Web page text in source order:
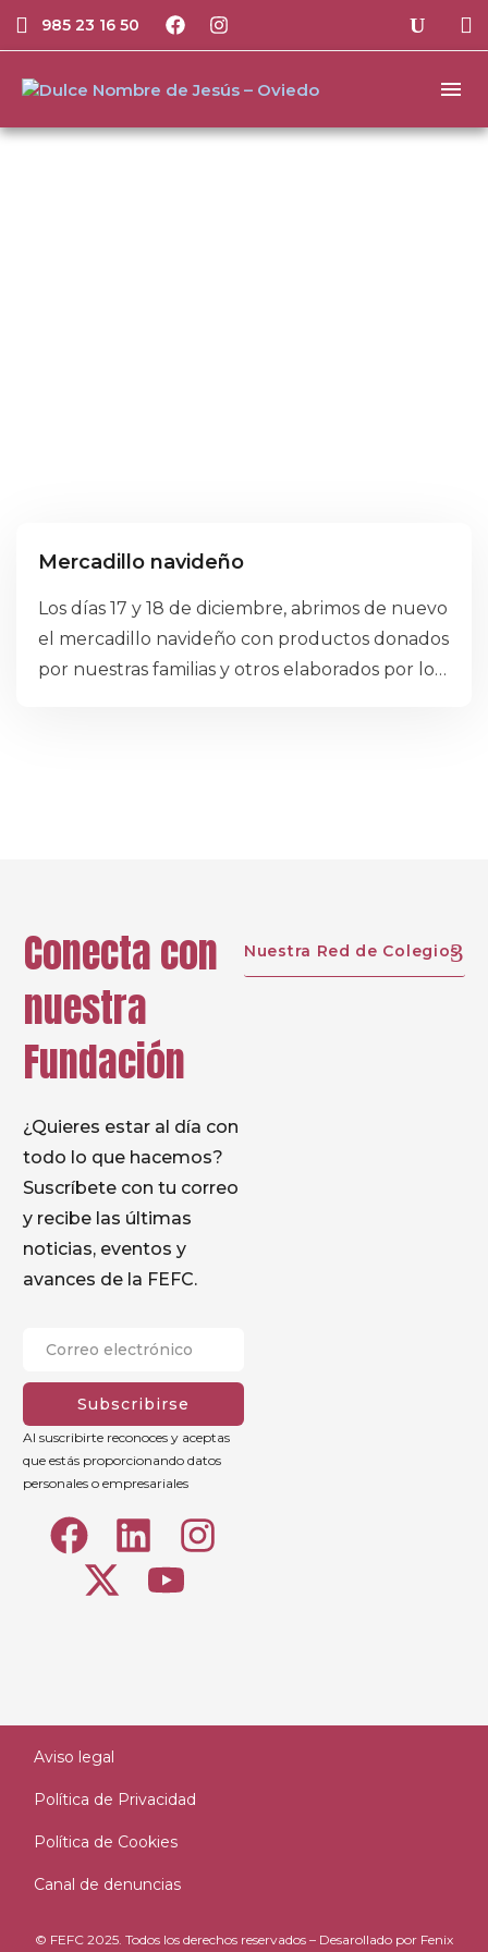
985 23 16 50
Mercadillo navideño
Los días 17 y 18 de diciembre, abrimos de nuevo
el mercadillo navideño con productos donados
por nuestras familias y otros elaborados por los
Conecta con
nuestra
Fundación
¿Quieres estar al día con
todo lo que hacemos?
Suscríbete con tu correo
y recibe las últimas
noticias, eventos y
avances de la FEFC.
Subscribirse
Al suscribirte reconoces y aceptas
que estás proporcionando datos
personales o empresariales
Nuestra Red de Colegios
© FEFC 2025. Todos los derechos reservados – Desarollado por Fenix
Aviso legal
Política de Privacidad
Política de Cookies
Canal de denuncias